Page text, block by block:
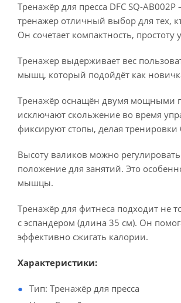
Тренажёр для пресса DFC SQ-
тренажер отличный выбор для тех,
Он сочетает компактность,
Тренажер выдерживает вес
мышц, который подойдёт как
Тренажёр оснащён двумя мощными
исключают скольжение во время
фиксируют стопы, делая
Высоту валиков можно
положение для занятий. Это
мышцы.
Тренажёр для фитнеса подходит не
с эспандером (длина 35 см). Он
эффективно сжигать калории.
Характеристики:
Тип: Тренажёр для пресса